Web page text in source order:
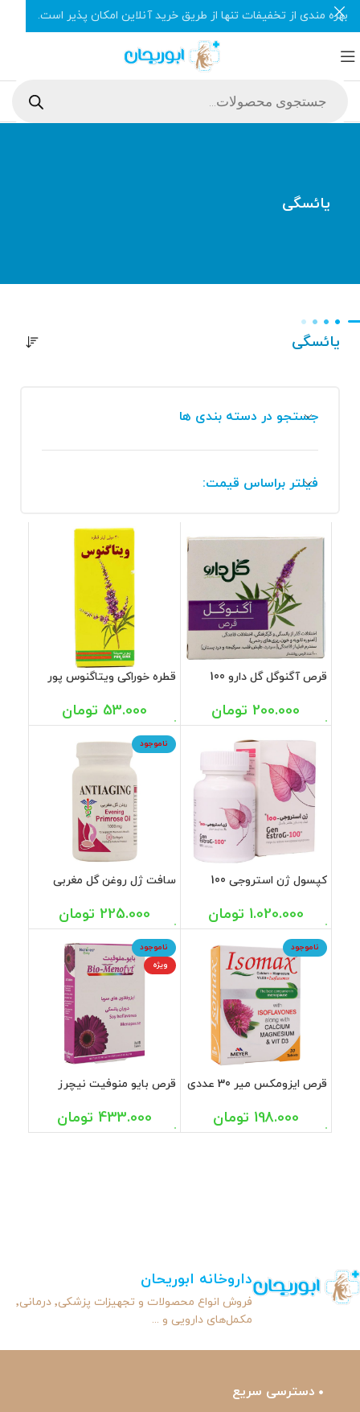
یائسگی
یائسگی
جستجو در دسته بندی ها
فیلتر براساس قیمت:
قرص آگنوگل گل دارو 100
200.000 تومان
قطره خوراکی ویتاگنوس پور
53.000 تومان
کپسول ژن استروجی 100
عددی1.020.000 تومان
ناموجود
سافت ژل روغن گل مغربی
225.000 تومان
ناموجود
قرص ایزومکس میر 30 عددی
198.000 تومان
ناموجود
ویژه
قرص بایو منوفیت نیچرز
433.000 تومان
داروخانه ابوریحان
فروش انواع محصولات و تجهیزات پزشکی٬ درمانی٬
مکمل‌های دارویی و ...
دسترسی سریع
بهره مندی از تخفیفات تنها از طریق خرید آنلاین امکان پذیر است.